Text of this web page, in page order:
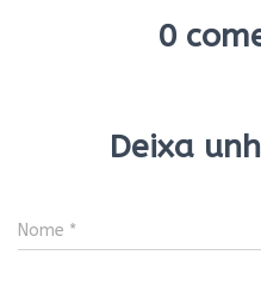
0
Deixa
Nome *